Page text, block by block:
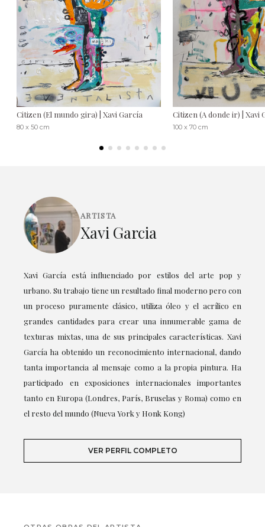
Citizen (El mundo gira) | Xavi García
80 x 50 cm
Citizen (A donde ir) | Xavi
100 x 70 cm
ARTISTA
Xavi Garcia
Xavi García está influenciado por estilos del arte pop y
urbano. Su trabajo tiene un resultado final moderno pero con
un proceso puramente clásico, utiliza óleo y el acrílico en
grandes cantidades para crear una innumerable gama de
texturas mixtas, una de sus principales características. Xavi
García ha obtenido un reconocimiento internacional, dando
tanta importancia al mensaje como a la propia pintura. Ha
participado en exposiciones internacionales importantes
tanto en Europa (Londres, París, Bruselas y Roma) como en
el resto del mundo (Nueva York y Honk Kong)
VER PERFIL COMPLETO